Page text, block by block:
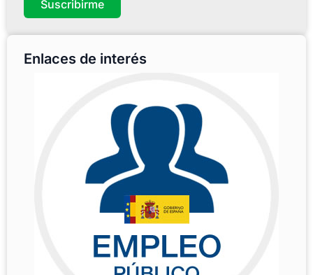
Suscribirme
Enlaces de interés